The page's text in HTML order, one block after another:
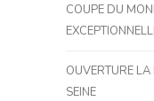
COUPE DU
OUVERTURE
SEINE